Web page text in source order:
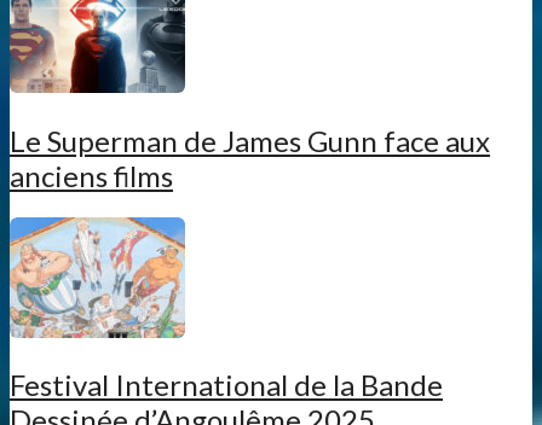
Le Superman de James Gunn face aux
anciens films
Festival International de la Bande